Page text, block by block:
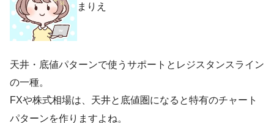
まりえ
天井・底値パターンで使うサポートとレジスタンスライン
の一種。
FXや株式相場は、天井と底値圏になると特有のチャート
パターンを作りますよね。